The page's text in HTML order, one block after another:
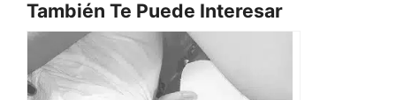
También Te Puede Interesar